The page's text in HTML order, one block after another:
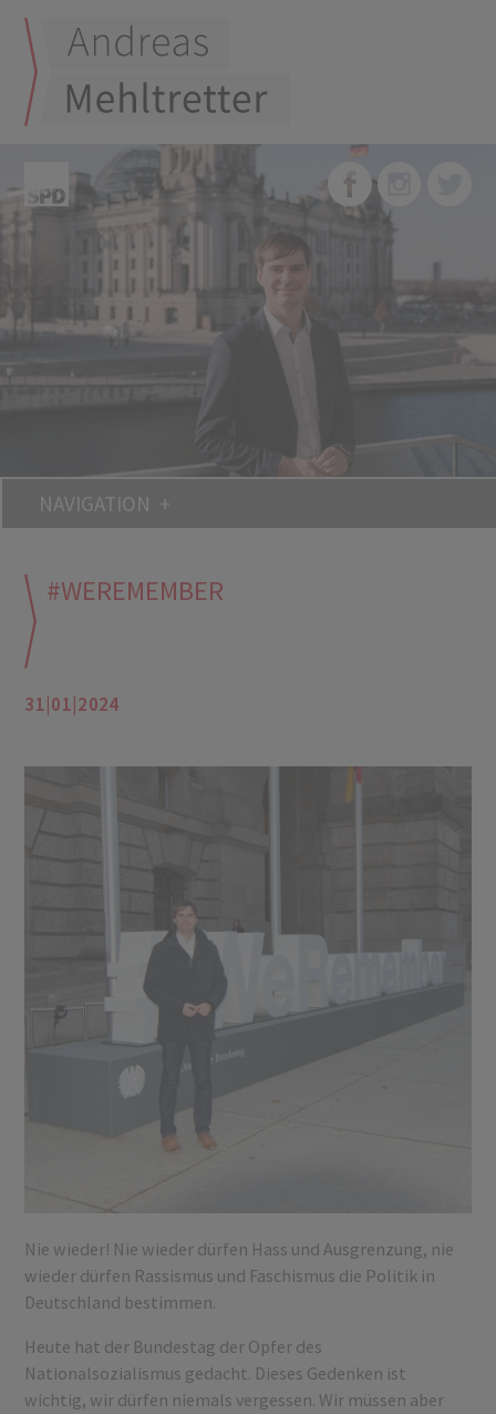
NAVIGATION
#WEREMEMBER
31|01|2024
Nie wieder! Nie wieder dürfen Hass und Ausgrenzung, nie
wieder dürfen Rassismus und Faschismus die Politik in
Deutschland bestimmen.
Heute hat der Bundestag der Opfer des
Nationalsozialismus gedacht. Dieses Gedenken ist
wichtig, wir dürfen niemals vergessen. Wir müssen aber